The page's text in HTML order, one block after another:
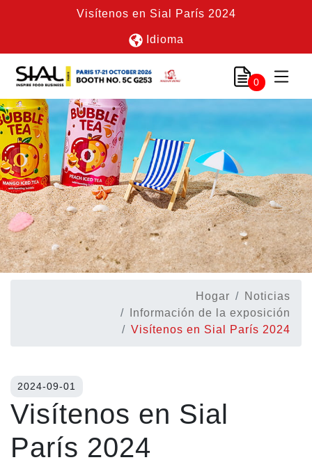
Visítenos en Sial París 2024
Idioma
0
Hogar
Noticias
Información de la exposición
Visítenos en Sial París 2024
2024-09-01
Visítenos en Sial
París 2024